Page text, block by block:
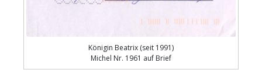
Königin Beatrix (seit 1991)
Michel Nr. 1961 auf Brief